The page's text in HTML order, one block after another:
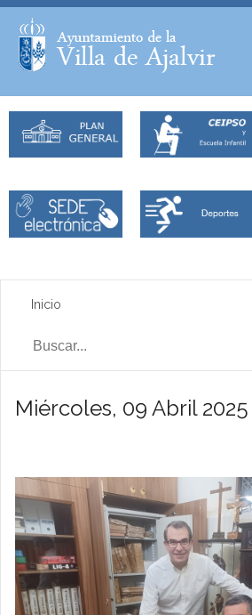
Facebook
Inicio
Miércoles, 09 Abril 2025